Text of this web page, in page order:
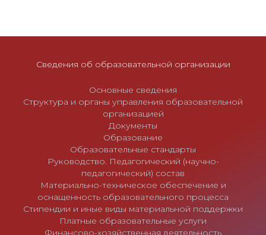
а
Сведения об образовательной организации
Основные сведения
Структура и органы управления образовательной
организацией
Документы
Образование
Образовательные стандарты
Руководство. Педагогический (научно-
педагогический) состав
Материально-техническое обеспечение и
оснащенность образовательного процесса
Стипендии и иные виды материальной поддержки
Платные образовательные услуги
Финансово-хозяйственная деятельность